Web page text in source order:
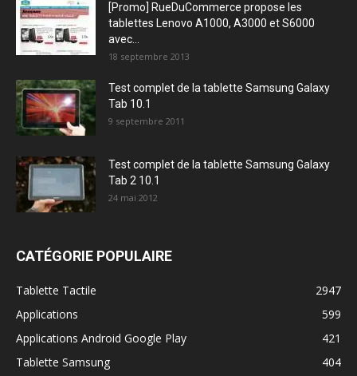
[Promo] RueDuCommerce propose les
tablettes Lenovo A1000, A3000 et S6000
avec...
18 septembre 2013
Test complet de la tablette Samsung Galaxy
Tab 10.1
9 septembre 2011
Test complet de la tablette Samsung Galaxy
Tab 2 10.1
24 mai 2012
CATÉGORIE POPULAIRE
Tablette Tactile
2947
Applications
599
Applications Android Google Play
421
Tablette Samsung
404